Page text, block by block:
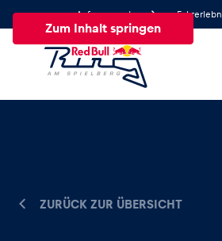
Zum Inhalt springen
Anfrage senden
ZURÜCK ZUR ÜBERSICHT